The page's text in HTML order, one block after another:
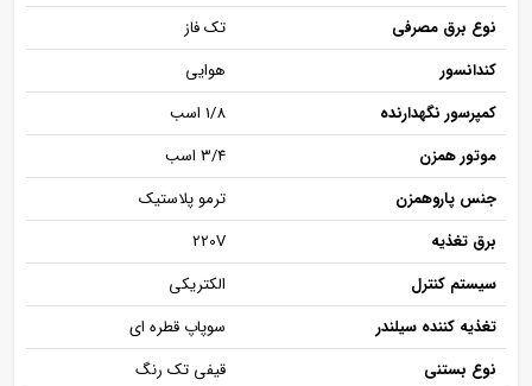
نوع برق مصرفی
تک فاز
کندانسور
هوایی
کمپرسور نگهدارنده
1/8 اسب
موتور همزن
3/4 اسب
جنس پاروهمزن
ترمو پلاستیک
برق تغذیه
220V
سیستم کنترل
الکتریکی
تغذیه کننده سیلندر
سوپاپ قطره ای
نوع بستنی
قیفی تک رنگ